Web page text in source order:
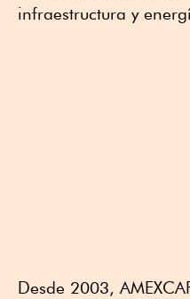
infraestructura y
Desde 2003,